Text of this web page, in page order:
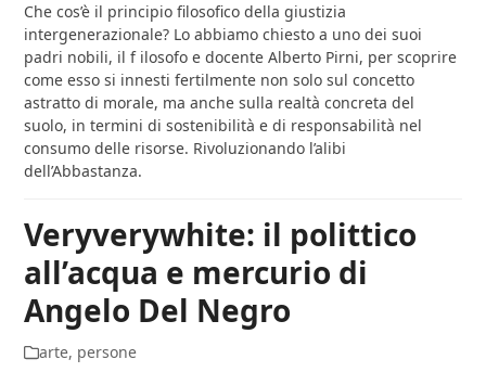
Che cos’è il principio filosofico della giustizia
intergenerazionale? Lo abbiamo chiesto a uno dei suoi
padri nobili, il f ilosofo e docente Alberto Pirni, per scoprire
come esso si innesti fertilmente non solo sul concetto
astratto di morale, ma anche sulla realtà concreta del
suolo, in termini di sostenibilità e di responsabilità nel
consumo delle risorse. Rivoluzionando l’alibi
dell’Abbastanza.
Veryverywhite: il polittico
all’acqua e mercurio di
Angelo Del Negro
arte, persone